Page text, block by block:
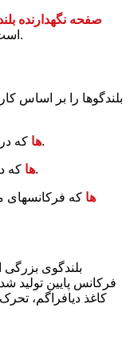
Plate –9 صفحه نگهدارنده
است؛ که وظیفه نگهداری آهنربا را بر عهده دارد.
بلندگوها را بر اساس
«Woofer»هاکه در فرکانسهای پایین کاربرد دارند.
Tweeter»هاکه در فرکانسهای بالا کاربرد دارند.
Midrange»ها که فرکانسهای
فرکانس پایین تولید
کاغذ دیافراگم،